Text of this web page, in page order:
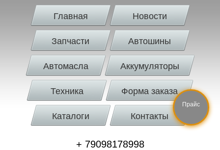
Главная Новости
Запчасти Автошины
Автомасла Аккумуляторы
Техника Форма заказа
Каталоги Контакты
+ 79098178998
Прайс